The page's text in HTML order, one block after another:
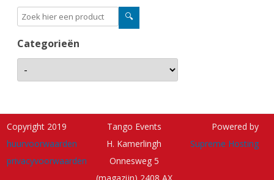
Categorieën
Copyright 2019
huurvoorwaarden
privacyvoorwaarden
Tango Events
H. Kamerlingh
Onnesweg 5
Powered by
Supreme Hosting